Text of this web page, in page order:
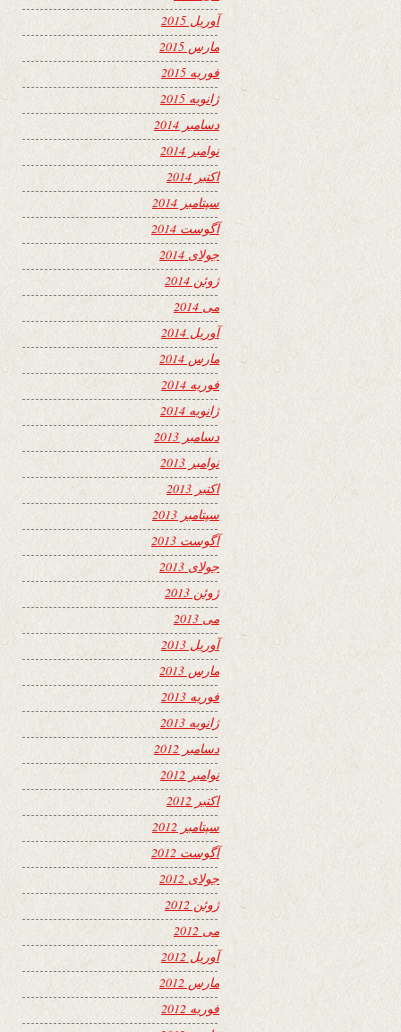
آوریل 2015
مارس 2015
فوریه 2015
ژانویه 2015
دسامبر 2014
نوامبر 2014
اکتبر 2014
سپتامبر 2014
آگوست 2014
جولای 2014
ژوئن 2014
می 2014
آوریل 2014
مارس 2014
فوریه 2014
ژانویه 2014
دسامبر 2013
نوامبر 2013
اکتبر 2013
سپتامبر 2013
آگوست 2013
جولای 2013
ژوئن 2013
می 2013
آوریل 2013
مارس 2013
فوریه 2013
ژانویه 2013
دسامبر 2012
نوامبر 2012
اکتبر 2012
سپتامبر 2012
آگوست 2012
جولای 2012
ژوئن 2012
می 2012
آوریل 2012
مارس 2012
فوریه 2012